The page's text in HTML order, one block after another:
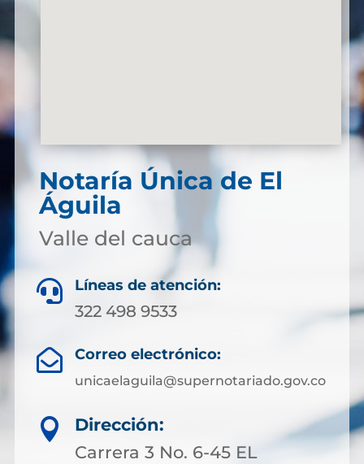
Notaría Única de El
Águila
Valle del cauca
 Líneas de atención:
322 498 9533
 Correo electrónico:
unicaelaguila@supernotariado.gov.co

Dirección:
Carrera 3 No. 6-45 EL